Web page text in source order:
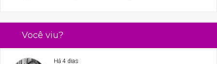
Você viu?
Há 4 dias